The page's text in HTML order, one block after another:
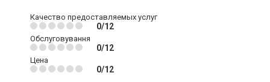
Качество предоставляемых услуг
0/12
Обслуговування
0/12
Цена
0/12